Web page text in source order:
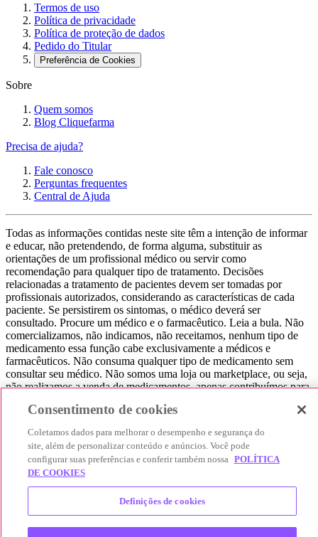
Termos de uso
Política de privacidade
Política de proteção de dados
Pedido do Titular
Preferência de Cookies
Sobre
Quem somos
Blog Cliquefarma
Precisa de ajuda?
Fale conosco
Perguntas frequentes
Central de Ajuda
Todas as informações contidas neste site têm a intenção de informar
e educar, não pretendendo, de forma alguma, substituir as
orientações de um profissional médico ou servir como
recomendação para qualquer tipo de tratamento. Decisões
relacionadas a tratamento de pacientes devem ser tomadas por
profissionais autorizados, considerando as características de cada
paciente. Se persistirem os sintomas, o médico deverá ser
consultado. Procure um médico e o farmacêutico. Leia a bula. Não
comercializamos, não indicamos, não receitamos, nenhum tipo de
medicamento essa função cabe exclusivamente a médicos e
farmacêuticos. Não consuma qualquer tipo de medicamento sem
consultar seu médico. Não somos uma loja ou marketplace, ou seja,
não realizamos a venda de medicamentos, apenas contribuímos para
produtos farmacêuticos. Contribuímos e damos auxílio para que sua
acontece nos sites das nossas lojas parceiras.
© 2025 Afya Participações S.A. - todos os direitos reservados.
Alameda Lorena, 269 - Jardim Paulista - São Paulo / SP - CEP.:
01424-001 - CNPJ 23.399.329/0002-53.
Consentimento de cookies
Coletamos dados para melhorar o desempenho e segurança do
site, além de personalizar conteúdo e anúncios. Você pode
configurar suas preferências e conferir também nossa POLÍTICA
DE COOKIES
Definições de cookies